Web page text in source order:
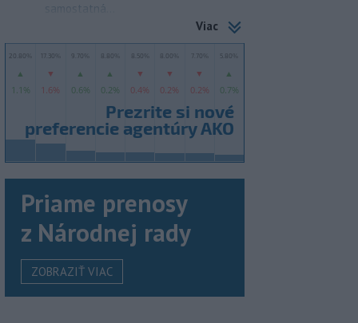
samostatná...
Viac
Priame prenosy
z Národnej rady
ZOBRAZIŤ VIAC